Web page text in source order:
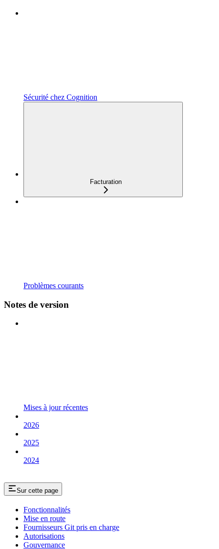
Sécurité chez Cognition
Facturation
Problèmes courants
Notes de version
Mises à jour récentes
2026
2025
2024
Sur cette page
Fonctionnalités
Mise en route
Fournisseurs Git pris en charge
Autorisations
Gouvernance